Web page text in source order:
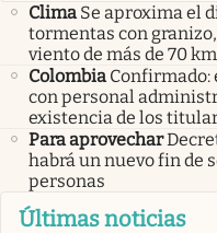
Clima Se aproxima el
tormentas con
viento de más de 70
Colombia Confirmado:
con personal
existencia de los
Para aprovechar
habrá un nuevo fin de
personas
Últimas noticias